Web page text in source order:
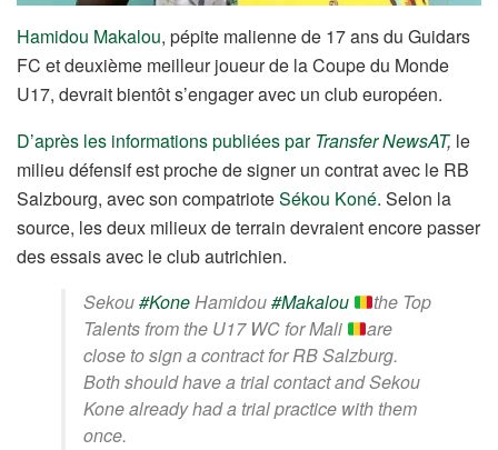
Hamidou Makalou, pépite malienne de 17 ans du Guidars
FC et deuxième meilleur joueur de la Coupe du Monde
U17, devrait bientôt s’engager avec un club européen.
D’après les informations publiées parTransfer NewsAT, le
milieu défensif est proche de signer un contrat avec le RB
Salzbourg, avec son compatrioteSékou Koné. Selon la
source, les deux milieux de terrain devraient encore passer
des essais avec le club autrichien.
Sekou#KoneHamidou#Makalou
the Top
Talents from the U17 WC for Mali
are
close to sign a contract for RB Salzburg.
Both should have a trial contact and Sekou
Kone already had a trial practice with them
once.